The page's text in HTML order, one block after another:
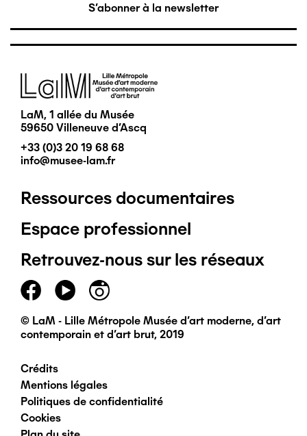
S'abonner à la newsletter
Image
LaM, 1 allée du Musée
59650 Villeneuve d'Ascq
+33 (0)3 20 19 68 68
info@musee-lam.fr
Pied
de
page
principal
Ressources documentaires
Espace professionnel
Retrouvez-nous sur les réseaux
© LaM - Lille Métropole Musée d'art moderne, d'art
contemporain et d'art brut, 2019
Pied
de
Crédits
Mentions légales
Politiques de confidentialité
Cookies